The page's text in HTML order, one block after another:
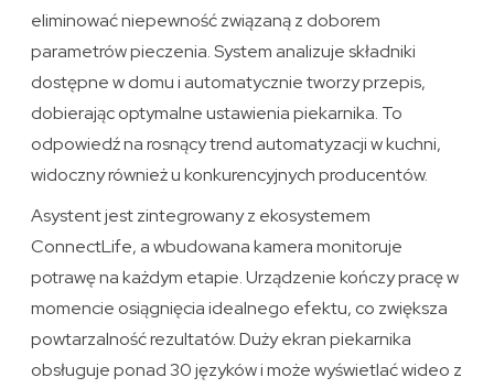
eliminować niepewność związaną z doborem
parametrów pieczenia. System analizuje składniki
dostępne w domu i automatycznie tworzy przepis,
dobierając optymalne ustawienia piekarnika. To
odpowiedź na rosnący trend automatyzacji w kuchni,
widoczny również u konkurencyjnych producentów.
Asystent jest zintegrowany z ekosystemem
ConnectLife, a wbudowana kamera monitoruje
potrawę na każdym etapie. Urządzenie kończy pracę w
momencie osiągnięcia idealnego efektu, co zwiększa
powtarzalność rezultatów. Duży ekran piekarnika
obsługuje ponad 30 języków i może wyświetlać wideo z